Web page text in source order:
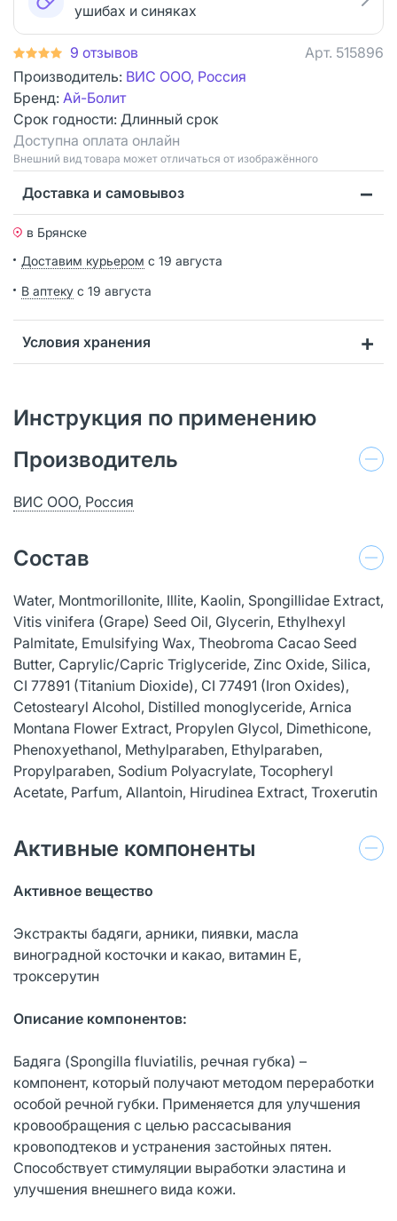
ушибах и синяках
9 отзывов Арт. 515896
Производитель: ВИС ООО, Россия
Бренд: Ай-Болит
Срок годности: Длинный срок
Доступна оплата онлайн
Bнешний вид товара может отличаться от изображённого
Доставка и самовывоз
в Брянске
Доставим курьером с 19 августа
В аптеку с 19 августа
Условия хранения
Инструкция по применению
Производитель
ВИС ООО, Россия
Состав
Water, Montmorillonite, Illite, Kaolin, Spongillidae Extract,
Vitis vinifera (Grape) Seed Oil, Glycerin, Ethylhexyl
Palmitate, Emulsifying Wax, Theobroma Cacao Seed
Butter, Caprylic/Capric Triglyceride, Zinc Oxide, Silica,
CI 77891 (Titanium Dioxide), CI 77491 (Iron Oxides),
Cetostearyl Alcohol, Distilled monoglyceride, Arnica
Montana Flower Extract, Propylen Glycol, Dimethicone,
Phenoxyethanol, Methylparaben, Ethylparaben,
Propylparaben, Sodium Polyacrylate, Tocopheryl
Acetate, Parfum, Allantoin, Hirudinea Extract, Troxerutin
Активные компоненты
Активное вещество
Экстракты бадяги, арники, пиявки, масла
виноградной косточки и какао, витамин Е,
троксерутин
Описание компонентов:
Бадяга (Spongilla fluviatilis, речная губка) –
компонент, который получают методом переработки
особой речной губки. Применяется для улучшения
кровообращения с целью рассасывания
кровоподтеков и устранения застойных пятен.
Способствует стимуляции выработки эластина и
улучшения внешнего вида кожи.